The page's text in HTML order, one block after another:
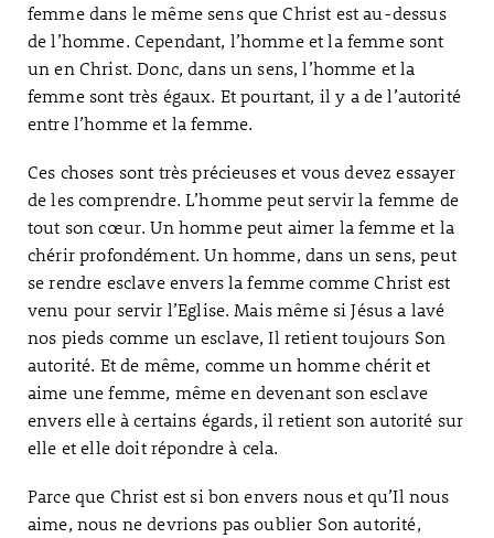
femme dans le même sens que Christ est au-dessus
de l’homme. Cependant, l’homme et la femme sont
un en Christ. Donc, dans un sens, l’homme et la
femme sont très égaux. Et pourtant, il y a de l’autorité
entre l’homme et la femme.
Ces choses sont très précieuses et vous devez essayer
de les comprendre. L’homme peut servir la femme de
tout son cœur. Un homme peut aimer la femme et la
chérir profondément. Un homme, dans un sens, peut
se rendre esclave envers la femme comme Christ est
venu pour servir l’Eglise. Mais même si Jésus a lavé
nos pieds comme un esclave, Il retient toujours Son
autorité. Et de même, comme un homme chérit et
aime une femme, même en devenant son esclave
envers elle à certains égards, il retient son autorité sur
elle et elle doit répondre à cela.
Parce que Christ est si bon envers nous et qu’Il nous
aime, nous ne devrions pas oublier Son autorité,